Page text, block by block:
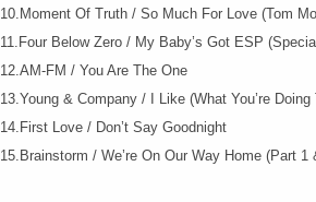
10.Moment Of Truth / So Much For Love (Tom
11.Four Below Zero / My Baby’s Got ESP
12.AM-FM / You Are The One
13.Young & Company / I Like (What You’re Doing
14.First Love / Don’t Say Goodnight
15.Brainstorm / We’re On Our Way Home (Part